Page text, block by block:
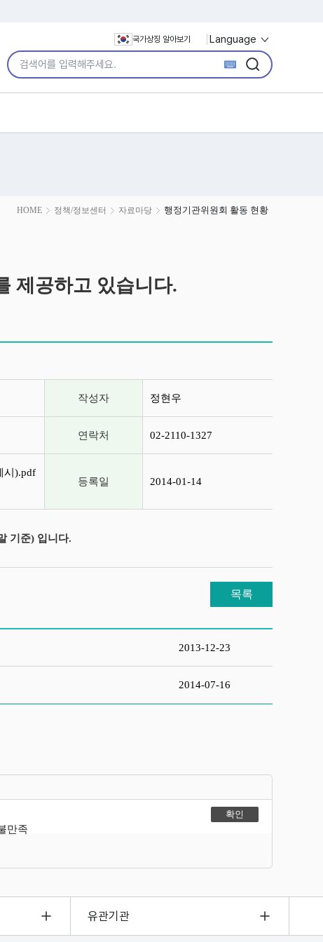
국가상징 알아보기 Language
통합검색어 입력
검색
검색
HOME 정책/정보센터 자료마당 행정기관위원회 활동 현황
제공하고 있습니다.
작성자 정현우
연락처 02-2110-1327
시).pdf
등록일 2014-01-14
기준) 입니다.
목록
2013-12-23
2014-07-16
만족
유관기관